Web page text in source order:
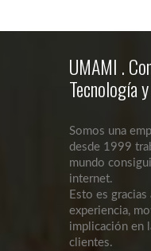
UMAMI .
Tecnología
Somos una
desde 1999
mundo
internet.
Esto es
experiencia,
implicación en
clientes.